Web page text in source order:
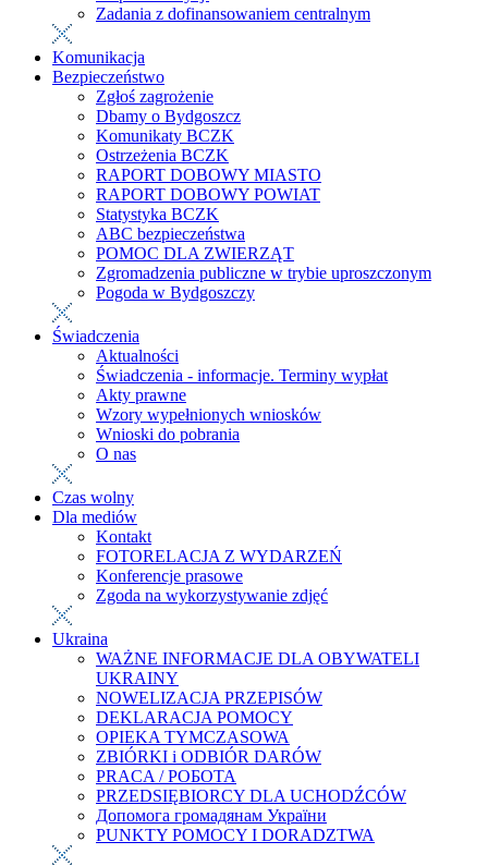
Zadania z dofinansowaniem centralnym
Komunikacja
Bezpieczeństwo
Zgłoś zagrożenie
Dbamy o Bydgoszcz
Komunikaty BCZK
Ostrzeżenia BCZK
RAPORT DOBOWY MIASTO
RAPORT DOBOWY POWIAT
Statystyka BCZK
ABC bezpieczeństwa
POMOC DLA ZWIERZĄT
Zgromadzenia publiczne w trybie uproszczonym
Pogoda w Bydgoszczy
Świadczenia
Aktualności
Świadczenia - informacje. Terminy wypłat
Akty prawne
Wzory wypełnionych wniosków
Wnioski do pobrania
O nas
Czas wolny
Dla mediów
Kontakt
FOTORELACJA Z WYDARZEŃ
Konferencje prasowe
Zgoda na wykorzystywanie zdjęć
Ukraina
WAŻNE INFORMACJE DLA OBYWATELI
UKRAINY
NOWELIZACJA PRZEPISÓW
DEKLARACJA POMOCY
OPIEKA TYMCZASOWA
ZBIÓRKI i ODBIÓR DARÓW
PRACA / РОБОТА
PRZEDSIĘBIORCY DLA UCHODŹCÓW
Допомога громадянам України
PUNKTY POMOCY I DORADZTWA